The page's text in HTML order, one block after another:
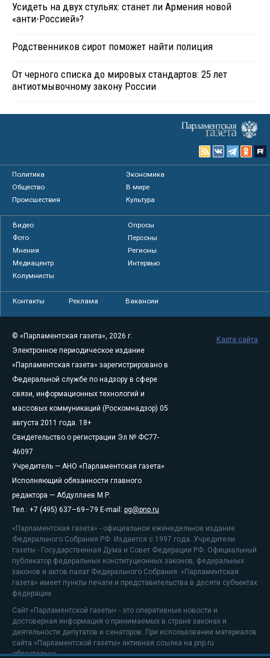
Усидеть на двух стульях: станет ли Армения новой
«анти-Россией»?
Родственников сирот поможет найти полиция
От черного списка до мировых стандартов: 25 лет
антиотмывочному закону России
Политика
Экономика
Общество
В мире
Происшествия
Культура
Видео
Опросы
Фото
Персоны
Мнения
Регионы
Медиацентр
Интервью
Колумнисты
Контакты Реклама Вакансии
© «Парламентская газета», 2026 г.
Электронное периодическое издание
«Парламентская газета» зарегистрировано в
Федеральной службе по надзору в сфере
связи, информационных технологий и
массовых коммуникаций (Роскомнадзор) 05
августа 2011 года. 18+
Свидетельство о регистрации Эл № ФС77-
46097
Учредитель — АНО «Парламентская газета»
Исполняющий обязанности главного
редактора — Абдуллаев М.Р.
Тел.: +7 (495) 637–69–79 E-mail: pg@pnp.ru
«Парламентская газета» - официальное еженедельное издание
Федерального Собрания РФ. Издается с 1997 года. Учредители
газеты - Государственная Дума и Совет Федерации РФ. Официальный
публикатор федеральных конституционных законов, федеральных
законов и актов палат Федерального Собрания. «Парламентская
газета» имеет пункты печати и представительства в десяти субъектах
федерации.
Сайт «Парламентской газеты» - это оперативные новости и
достоверная информация о принимаемых в стране законах и
деятельности депутатов и сенаторов. При использовании материалов
сайта «Парламентской газеты» активная ссылка на pnp.ru
обязательна.
Карта сайта